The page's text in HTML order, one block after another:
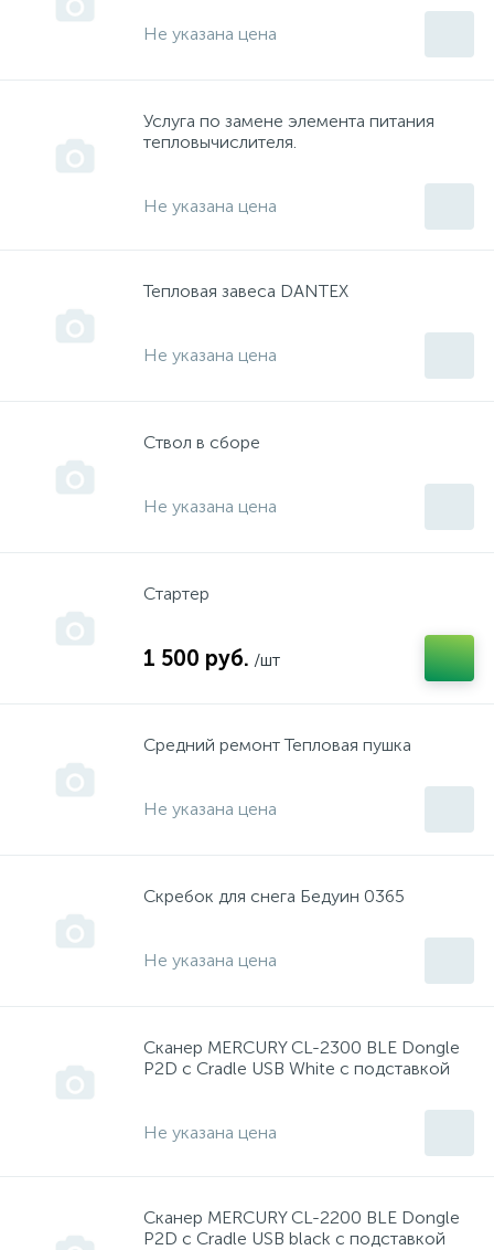
Не указана цена
Услуга по замене элемента питания
тепловычислителя.
Не указана цена
Тепловая завеса DANTEX
Не указана цена
Ствол в сборе
Не указана цена
Стартер
1 500 руб. /шт
Средний ремонт Тепловая пушка
Не указана цена
Скребок для снега Бедуин 0365
Не указана цена
Сканер MERCURY CL-2300 BLE Dongle
P2D c Cradle USB White с подставкой
Не указана цена
Сканер MERCURY CL-2200 BLE Dongle
P2D c Cradle USB black с подставкой
Инкар
Мойки Внештехконтракт
ПНППК "РИТМ"
Подшипники
ПРОГРЕСС
Расходные материалы